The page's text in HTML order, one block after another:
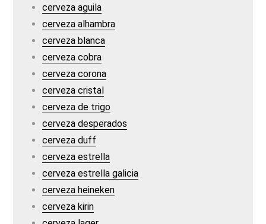
cerveza aguila
cerveza alhambra
cerveza blanca
cerveza cobra
cerveza corona
cerveza cristal
cerveza de trigo
cerveza desperados
cerveza duff
cerveza estrella
cerveza estrella galicia
cerveza heineken
cerveza kirin